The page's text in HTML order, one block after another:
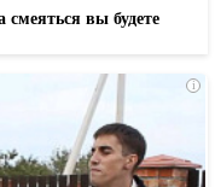
смеяться вы будете
i